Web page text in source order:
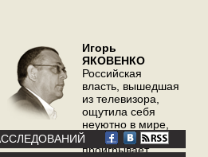
Игорь
ЯКОВЕНКО
Российская
власть, вышедшая
из телевизора,
ощутила себя
неуютно в мире,
где телевизор
проигрывает